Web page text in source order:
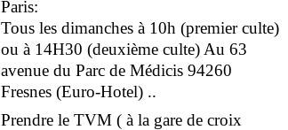
Paris:
Tous les dimanches à 10h (premier culte)
ou à 14H30 (deuxième culte) Au 63
avenue du Parc de Médicis 94260
Fresnes (Euro-Hotel) ..
Prendre le TVM ( à la gare de croix